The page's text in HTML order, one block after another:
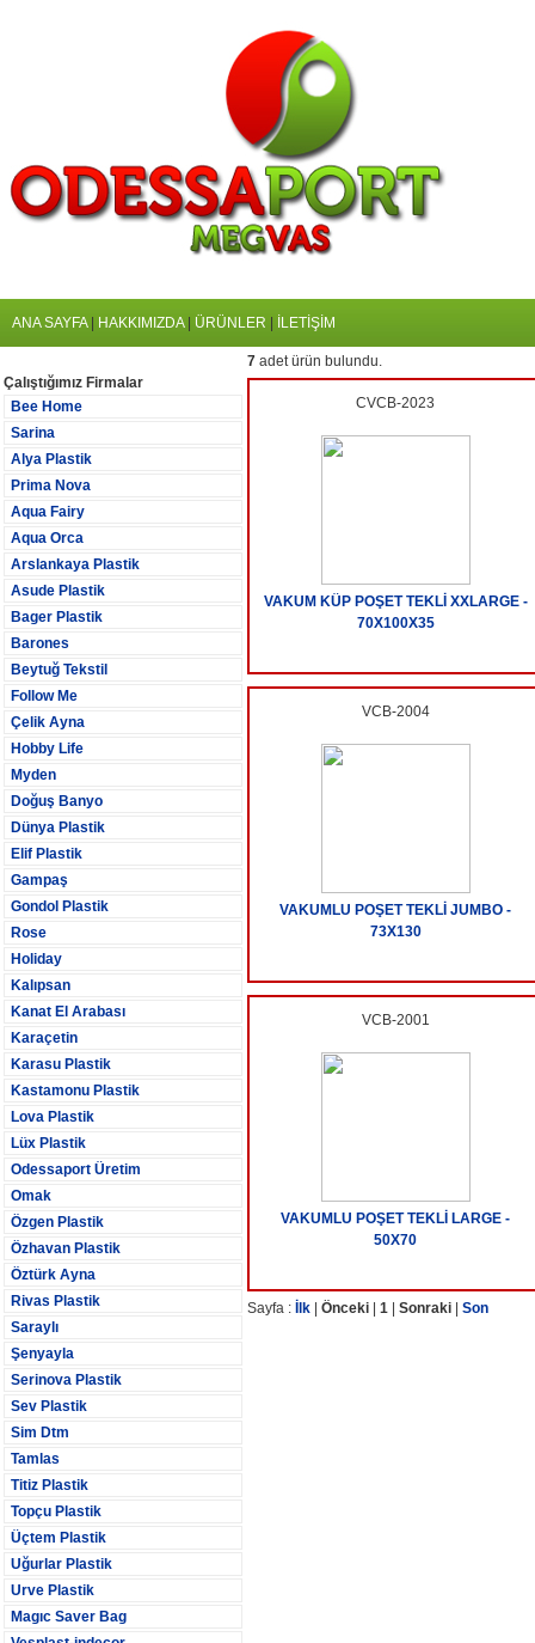
ANA SAYFA| HAKKIMIZDA| ÜRÜNLER İLETİŞİM
Çalıştığımız Firmalar
Bee Home
Sarina
Alya Plastik
Prima Nova
Aqua Fairy
Aqua Orca
Arslankaya Plastik
Asude Plastik
Bager Plastik
Barones
Beytuğ Tekstil
Follow Me
Çelik Ayna
Hobby Life
Myden
Doğuş Banyo
Dünya Plastik
Elif Plastik
Gampaş
Gondol Plastik
Rose
Holiday
Kalıpsan
Kanat El Arabası
Karaçetin
Karasu Plastik
Kastamonu Plastik
Lova Plastik
Lüx Plastik
Odessaport Üretim
Omak
Özgen Plastik
Özhavan Plastik
Öztürk Ayna
Rivas Plastik
Saraylı
Şenyayla
Serinova Plastik
Sev Plastik
Sim Dtm
Tamlas
Titiz Plastik
Topçu Plastik
Üçtem Plastik
Uğurlar Plastik
Urve Plastik
Magıc Saver Bag
7 adet ürün bulundu.
CVCB-2023
VAKUM KÜP POŞET TEKLİ XXLARGE -
70X100X35
VCB-2004
VAKUMLU POŞET TEKLİ JUMBO -
73X130
VCB-2001
VAKUMLU POŞET TEKLİ LARGE -
50X70
Sayfa : İlk Önceki 1 Sonraki Son